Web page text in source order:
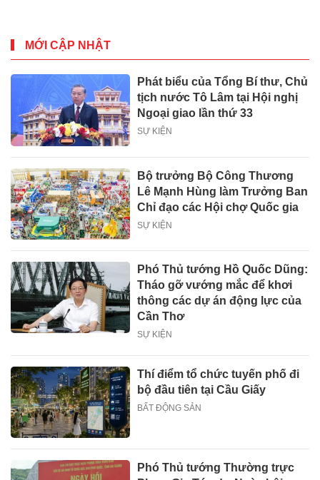
MỚI CẬP NHẬT
Phát biểu của Tổng Bí thư, Chủ
tịch nước Tô Lâm tại Hội nghị
Ngoại giao lần thứ 33
SỰ KIỆN
Bộ trưởng Bộ Công Thương
Lê Mạnh Hùng làm Trưởng Ban
Chỉ đạo các Hội chợ Quốc gia
SỰ KIỆN
Phó Thủ tướng Hồ Quốc Dũng:
Tháo gỡ vướng mắc để khơi
thông các dự án động lực của
Cần Thơ
SỰ KIỆN
Thí điểm tổ chức tuyến phố đi
bộ đầu tiên tại Cầu Giấy
BẤT ĐỘNG SẢN
Phó Thủ tướng Thường trực